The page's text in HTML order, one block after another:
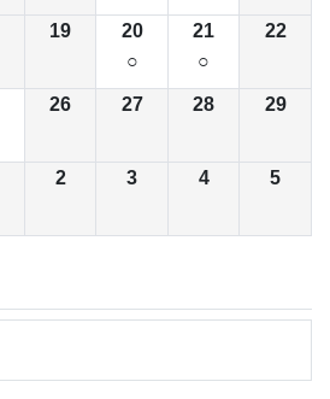
19
20
○
21
○
22
26 27 28 29
2 3 4 5